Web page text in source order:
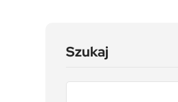
Szukaj